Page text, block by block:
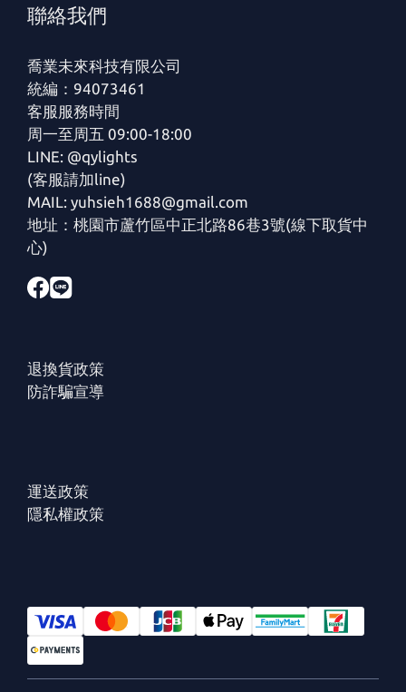
聯絡我們
喬業未來科技有限公司
統編：94073461
客服服務時間
周一至周五 09:00-18:00
LINE: @qylights
(客服請加line)
MAIL: yuhsieh1688@gmail.com
地址：桃園市蘆竹區中正北路86巷3號(線下取貨中
心)
退換貨政策
防詐騙宣導
運送政策
隱私權政策